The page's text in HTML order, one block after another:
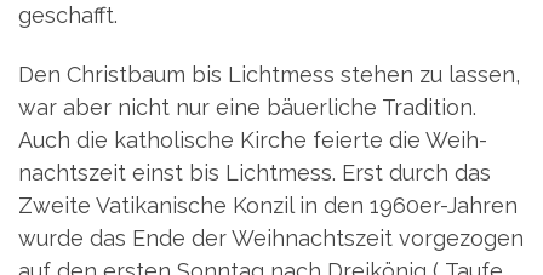
geschafft.
Den Christ­baum bis Licht­mess ste­hen zu las­sen,
war aber nicht nur eine bäu­er­li­che Tra­di­ti­on.
Auch die katho­li­sche Kir­che fei­er­te die Weih­
nachts­zeit einst bis Licht­mess. Erst durch das
Zwei­te Vati­ka­ni­sche Kon­zil in den 1960er-Jah­ren
wur­de das Ende der Weih­nachts­zeit vor­ge­zo­gen